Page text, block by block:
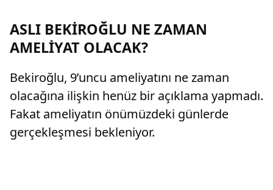
ASLI BEKİROĞLU NE ZAMAN
AMELİYAT OLACAK?
Bekiroğlu, 9’uncu ameliyatını ne zaman
olacağına ilişkin henüz bir açıklama yapmadı.
Fakat ameliyatın önümüzdeki günlerde
gerçekleşmesi bekleniyor.